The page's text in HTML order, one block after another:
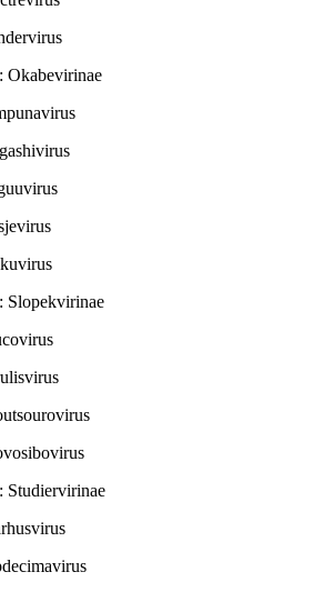
Okabevirinae
Slopekvirinae
Studiervirinae